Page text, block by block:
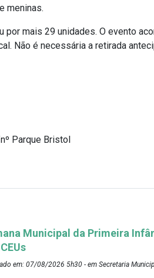
meninas.
por mais 29 unidades. O evento
Não é necessária a retirada
Parque Bristol
Municipal da Primeira
em: 07/08/2026 5h30 - em Secretaria